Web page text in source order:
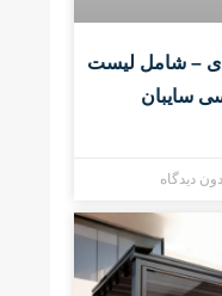
ای – شامل لیست
سایبان
دیدگاه